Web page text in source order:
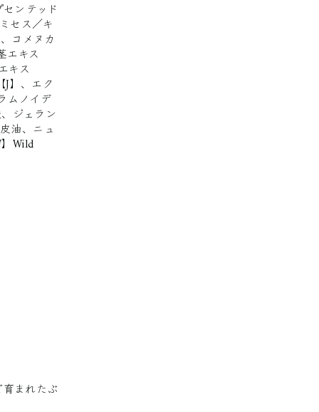
ンテッド
セス／キ
コメヌカ
エキス
キス
J】、エク
ムノイデ
ジェラン
油、ニュ
】Wild
まれたぶ